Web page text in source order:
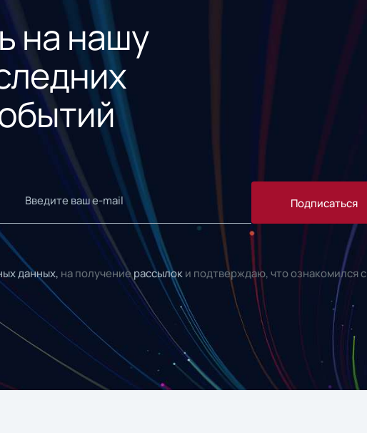
на нашу
Подписаться
данных, на получениерассылок и подтверждаю, что ознакомился с